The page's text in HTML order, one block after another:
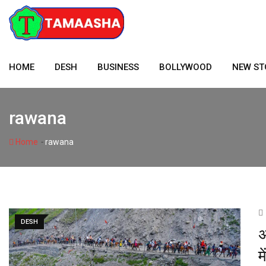
content
HOME DESH BUSINESS BOLLYWOOD NEW
rawana
Home -rawana
DESH